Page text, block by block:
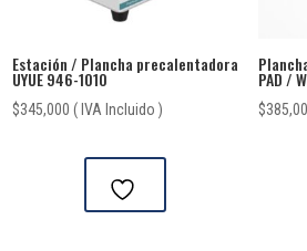
Estación / Plancha precalentadora
UYUE 946-1010
$345,000 ( IVA Incluido )
PAD /
$